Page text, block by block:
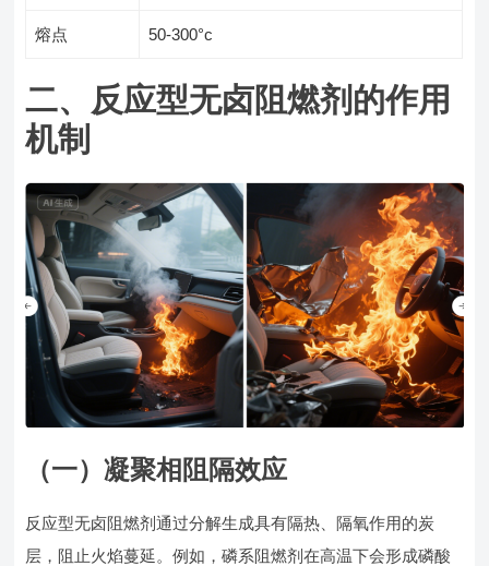
熔点 50-300°c
二、反应型无卤阻燃剂的作用
机制
（一）凝聚相阻隔效应
反应型无卤阻燃剂通过分解生成具有隔热、隔氧作用的炭
层，阻止火焰蔓延。例如，磷系阻燃剂在高温下会形成磷酸